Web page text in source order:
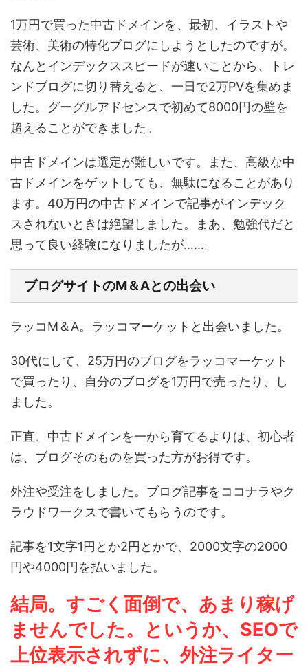
1万円で買った中古ドメインを、最初、イラストや
芸術、美術の特化ブログにしようとしたのですが。
なんとインデックススピードが速いことから、トレ
ンドブログに切り替えると、一日で2万PVを集めま
した。グーグルアドセンスで初めて8000円の壁を
超えることができました。
中古ドメインは選定が難しいです。また、高級な中
古ドメインをゲットしても、無駄になることがあり
ます。40万円の中古ドメインで記事がインデック
スされないときは絶望しました。まあ、勉強代だと
思って良い経験になりましたが……。
ブログサイトのM＆Aとの出会い
ラッコM＆A。ラッコマーケットと出会いました。
30代にして、25万円のブログをラッコマーケット
で買ったり、自分のブログを1万円で売ったり、し
ました。
正直、中古ドメインを一から育てるよりは、初心者
は、ブログそのものを買った方がお得です。
外注や受注をしました。ブログ記事をココナラやク
ラウドワークスで書いてもらうのです。
記事を1文字1円とか2円とかで、2000文字の2000
円や4000円を払いました。
結局。すごく面倒で、あまり稼げ
ませんでした。というか、SEOで
上位表示されずに、外注ライター